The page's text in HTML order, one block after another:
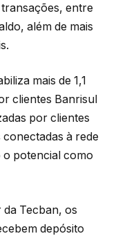
entre
além de mais
mais de 1,1
clientes Banrisul
por clientes
à rede
potencial como
Tecban, os
depósito